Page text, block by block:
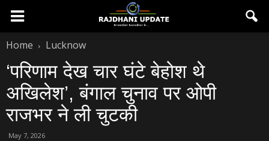
Home Lucknow
‘परिणाम देख चार घंटे बेहोश थे
अखिलेश’, बंगाल चुनाव पर ओपी
राजभर ने ली चुटकी
May 7, 2026